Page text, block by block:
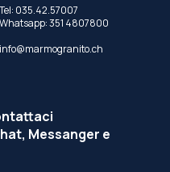
Tel: 035.42.57007
Whatsapp:351 4807800
info@marmogranito.ch
Messanger e